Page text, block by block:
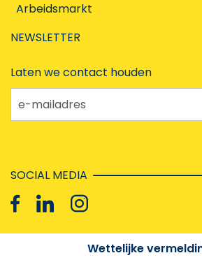
Arbeidsmarkt
NEWSLETTER
Laten we contact houden
e-mailadres
SOCIAL MEDIA
Wettelijke